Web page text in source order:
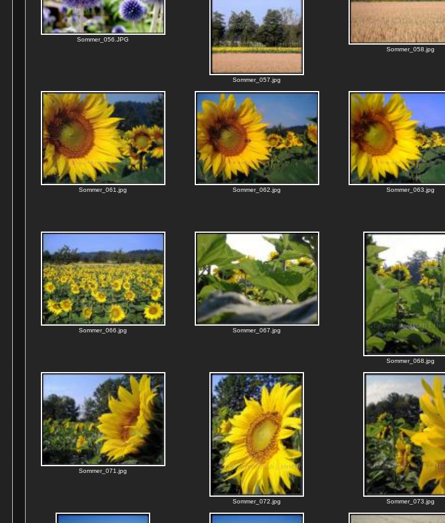
Sommer_056.JPG
Sommer_057.jpg
Sommer_058.jpg
Sommer_061.jpg Sommer_062.jpg Sommer_063.jpg
Sommer_066.jpg Sommer_067.jpg
Sommer_068.jpg
Sommer_071.jpg
Sommer_072.jpg Sommer_073.jpg